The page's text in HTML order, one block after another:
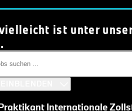
ist unter
Internationale